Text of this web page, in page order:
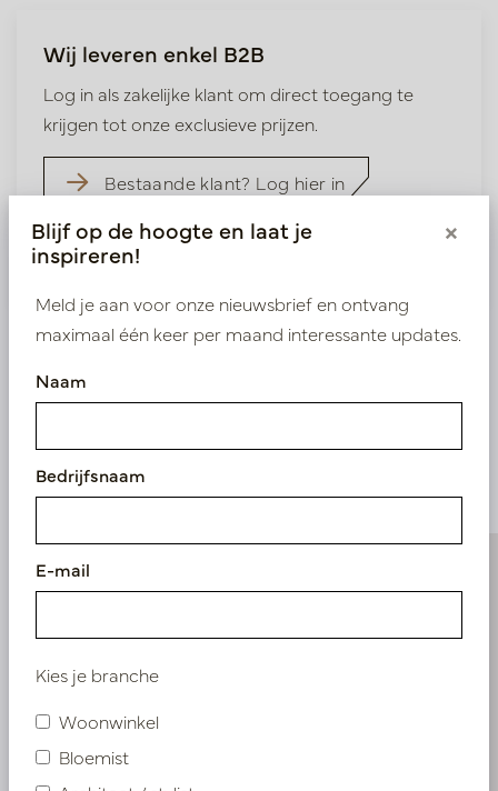
Wij leveren enkel B2B
Log in als zakelijke klant om direct toegang te
krijgen tot onze exclusieve prijzen.
Bestaande klant? Log hier in
Nieuw? Registreer hier
producten
Blijf op de hoogte en laat je
inspireren!
×
Meld je aan voor onze nieuwsbrief en ontvang
maximaal één keer per maand interessante updates.
Naam
Bedrijfsnaam
E-mail
Kies je branche
Woonwinkel
Bloemist